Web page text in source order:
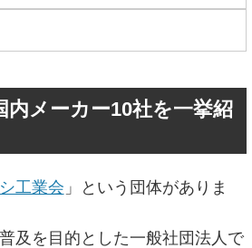
内メーカー10社を一挙紹
工業会 」という団体がありま
及を目的とした一般社団法人で